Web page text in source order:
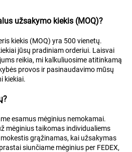
užsakymo kiekis (MOQ)?
kiekis (MOQ) yra 500 vienetų.
jūsų pradiniam orderiui. Laisvai
reikia, mi kalkuliuosime atitinkamą
provos ir pasinaudavimo mūsų
kiekiai.
esamus mėginius nemokamai.
mėginius taikomas individualiems
grąžinamas, kai užsakymas
siunčiame mėginius per FEDEX,